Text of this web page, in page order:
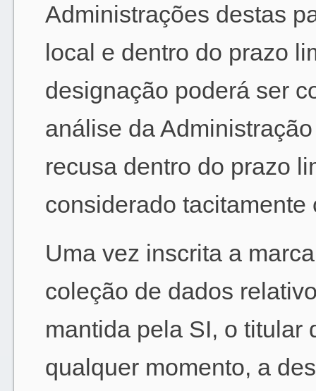
Administrações destas
local e dentro do prazo
designação poderá ser
análise da
recusa dentro do prazo
considerado tacitamente
Uma vez inscrita a
coleção de dados
mantida pela SI, o titular
qualquer momento, a